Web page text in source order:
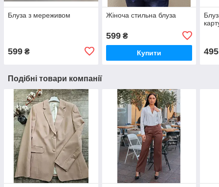
Блуза з мереживом
599 ₴
Жіноча стильна блуза
599₴
Купити 495
Подібні товари компанії